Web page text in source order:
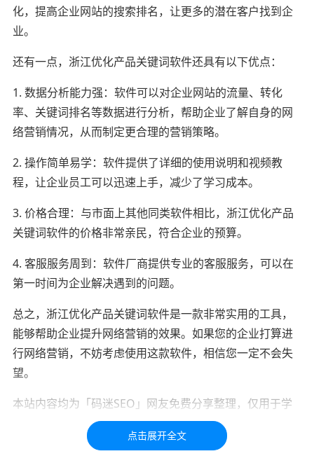
化，提高企业网站的搜索排名，让更多的潜在客户找到企
业。
还有一点，浙江优化产品关键词软件还具有以下优点：
1. 数据分析能力强：软件可以对企业网站的流量、转化
率、关键词排名等数据进行分析，帮助企业了解自身的网
络营销情况，从而制定更合理的营销策略。
2. 操作简单易学：软件提供了详细的使用说明和视频教
程，让企业员工可以迅速上手，减少了学习成本。
3. 价格合理：与市面上其他同类软件相比，浙江优化产品
关键词软件的价格非常亲民，符合企业的预算。
4. 客服服务周到：软件厂商提供专业的客服服务，可以在
第一时间为企业解决遇到的问题。
总之，浙江优化产品关键词软件是一款非常实用的工具，
能够帮助企业提升网络营销的效果。如果您的企业打算进
行网络营销，不妨考虑使用这款软件，相信您一定不会失
望。
本站内容均为「码迷SEO」网友免费分享整理，仅用于学
习交流，如有疑问，请联系我们48小时处理！！！！